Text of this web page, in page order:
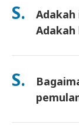
S.
Ya. Ia benar-
buatan. Anda
mahu,
alih, kesesakan
S.
Ambil di